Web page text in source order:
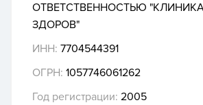
ОТВЕТСТВЕННОСТЬЮ
ЗДОРОВ"
ИНН: 7704544391
ОГРН: 1057746061262
Год регистрации: 2005